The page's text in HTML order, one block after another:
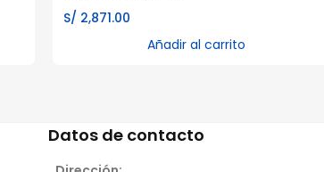
S/ 2,871.00
Añadir al carrito
Datos de contacto